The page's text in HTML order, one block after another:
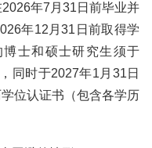
年7月31日前毕业并
年12月31日前取得学
士和硕士研究生须于
同时于2027年1月31日
位认证书（包含各学历